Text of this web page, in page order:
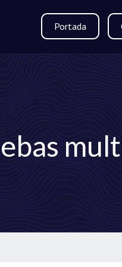
Portada